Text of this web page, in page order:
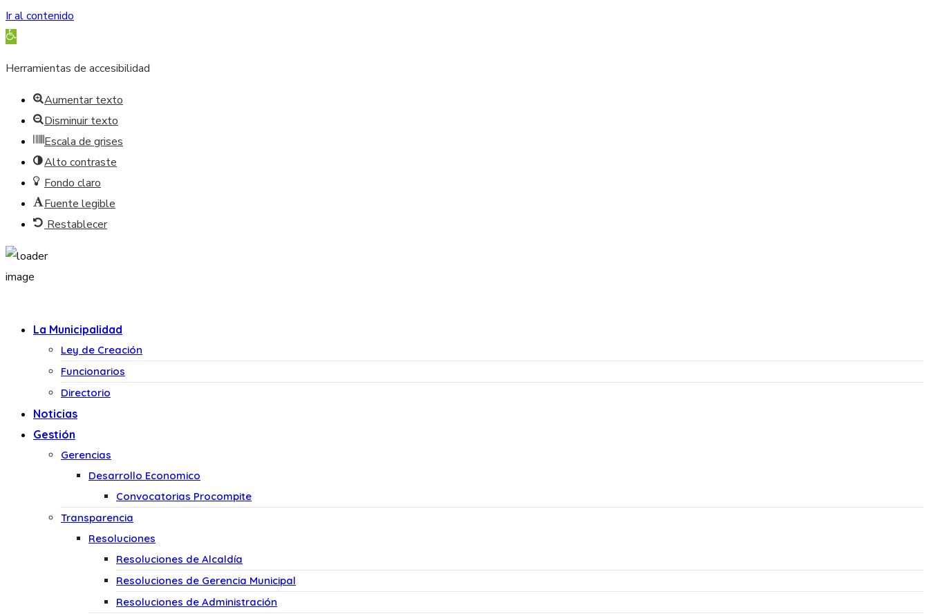
Ir al contenido
Abrir barra de herramientas
Herramientas de accesibilidad
Aumentar texto
Disminuir texto
Escala de grises
Alto contraste
Fondo claro
Fuente legible
Restablecer
La Municipalidad
Ley de Creación
Funcionarios
Directorio
Noticias
Gestión
Gerencias
Desarrollo Economico
Convocatorias Procompite
Transparencia
Resoluciones
Resoluciones de Alcaldía
Resoluciones de Gerencia Municipal
Resoluciones de Administración